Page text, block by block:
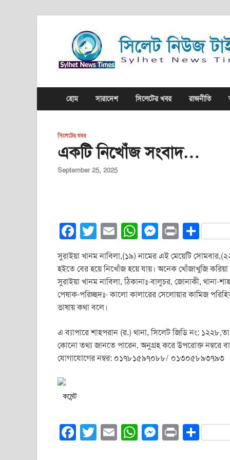
হোম সারাদেশ সিলেটের খবর রাজনীতি
সিলেটের খবর
একটি নিখোঁজ সংবাদ…
September 25, 2025
F
a
c
e
b
o
o
k
T
wi
tt
er
E
m
ail
W
h
at
s
A
p
M
e
ss
e
n
er
Pr
in
t
S
h
ar
e
সুরাইয়া খানম নাবিলা,(১৯) নামের এই মেয়েটি
হইতে বের হয়ে নিখোঁজ হয়ে যায়। অনেক খোঁজাখুজি করিয়া
সুরাইয়া খানম নাবিলা, ঠিকানাঃ-বালুচর, জোনাকী, থানা-
পেষাক-পরিচ্ছদঃ- কালো কালারের সেলোয়ার কামিজ
ভাষায় কথা বলে।
এ ব্যাপারে শাহপরান (র.) থানা, সিলেট জিডি নং:
কোনো তথ্য জানতে পারেন, অনুগ্রহ করে উপরোক্ত নম্বরে
যোগাযোগের নম্বর: ০১৭৮১৫৯৭০৮৮/ ০১৩০৫৮৯৩৭৯৩
কমেন্ট
F
T
E
W M Pr S